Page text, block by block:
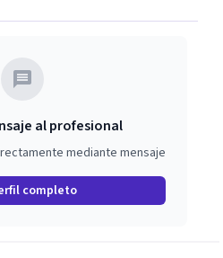
al profesional
mediante mensaje
completo